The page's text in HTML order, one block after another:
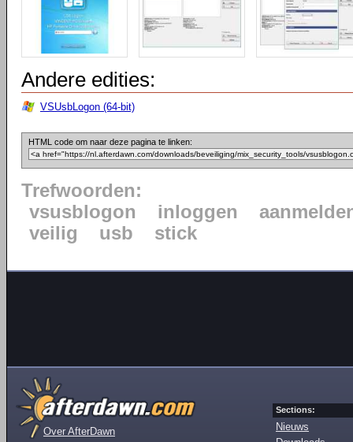
Andere edities:
VSUsbLogon (64-bit)
HTML code om naar deze pagina te linken:
Trefwoorden:
vsusblogon
inloggen
veilig
usb stick
Over AfterDawn
Sections:
Nieuws